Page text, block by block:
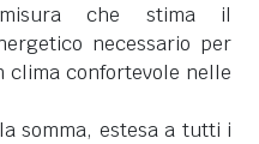
che stima il
necessario per
clima confortevole nelle
somma, estesa a tutti i